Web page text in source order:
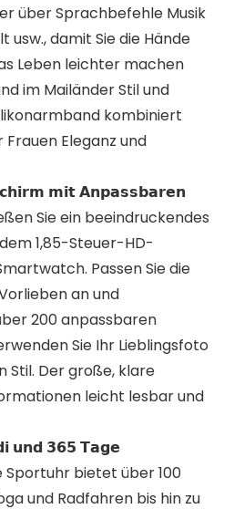
über Sprachbefehle Musik
damit Sie die Hände
Leben leichter machen
im Mailänder Stil und
kombiniert
Eleganz und
𝗺𝗶𝘁 𝗔𝗻𝗽𝗮𝘀𝘀𝗯𝗮𝗿𝗲𝗻
Sie ein beeindruckendes
1,85-Steuer-HD-
Passen Sie die
an und
200 anpassbaren
Sie Ihr Lieblingsfoto
Stil. Der große, klare
leicht lesbar und
𝘂𝗻𝗱 𝟯𝟲𝟱 𝗧𝗮𝗴𝗲
Sportuhr bietet über 100
und Radfahren bis hin zu